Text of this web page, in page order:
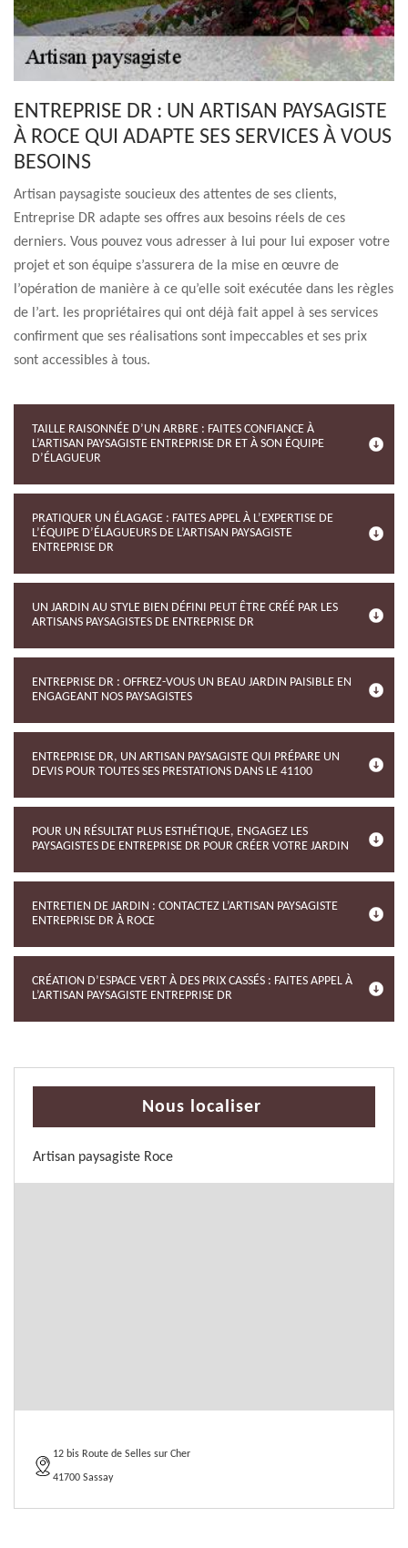
ENTREPRISE DR : UN ARTISAN PAYSAGISTE
À ROCE QUI ADAPTE SES SERVICES À VOUS
BESOINS
Artisan paysagiste soucieux des attentes de ses clients,
Entreprise DR adapte ses offres aux besoins réels de ces
derniers. Vous pouvez vous adresser à lui pour lui exposer votre
projet et son équipe s’assurera de la mise en œuvre de
l’opération de manière à ce qu’elle soit exécutée dans les règles
de l’art. les propriétaires qui ont déjà fait appel à ses services
confirment que ses réalisations sont impeccables et ses prix
sont accessibles à tous.
TAILLE RAISONNÉE D’UN ARBRE : FAITES CONFIANCE À
L’ARTISAN PAYSAGISTE ENTREPRISE DR ET À SON ÉQUIPE
D’ÉLAGUEUR
PRATIQUER UN ÉLAGAGE : FAITES APPEL À L’EXPERTISE DE
L’ÉQUIPE D’ÉLAGUEURS DE L’ARTISAN PAYSAGISTE
ENTREPRISE DR
UN JARDIN AU STYLE BIEN DÉFINI PEUT ÊTRE CRÉÉ PAR LES
ARTISANS PAYSAGISTES DE ENTREPRISE DR
ENTREPRISE DR : OFFREZ-VOUS UN BEAU JARDIN PAISIBLE EN
ENGAGEANT NOS PAYSAGISTES
ENTREPRISE DR, UN ARTISAN PAYSAGISTE QUI PRÉPARE UN
DEVIS POUR TOUTES SES PRESTATIONS DANS LE 41100
POUR UN RÉSULTAT PLUS ESTHÉTIQUE, ENGAGEZ LES
PAYSAGISTES DE ENTREPRISE DR POUR CRÉER VOTRE JARDIN
ENTRETIEN DE JARDIN : CONTACTEZ L’ARTISAN PAYSAGISTE
ENTREPRISE DR À ROCE
CRÉATION D’ESPACE VERT À DES PRIX CASSÉS : FAITES APPEL À
L’ARTISAN PAYSAGISTE ENTREPRISE DR
Nous localiser
Artisan paysagiste Roce
12 bis Route de Selles sur Cher
41700 Sassay